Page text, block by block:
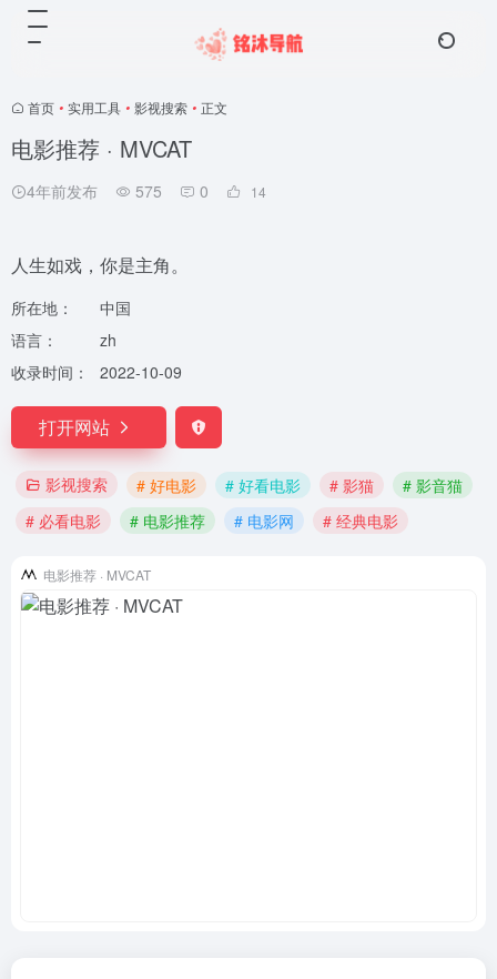
首页 • 实用工具 • 影视搜索 • 正文
电影推荐 · MVCAT
4年前发布 575 0 14
人生如戏，你是主角。
所在地：
中国
语言：
zh
收录时间：
2022-10-09
打开网站
影视搜索 # 好电影 # 好看电影 # 影猫
# 影音猫
# 必看电影
# 电影推荐 # 电影网 # 经典电影
电影推荐 · MVCAT